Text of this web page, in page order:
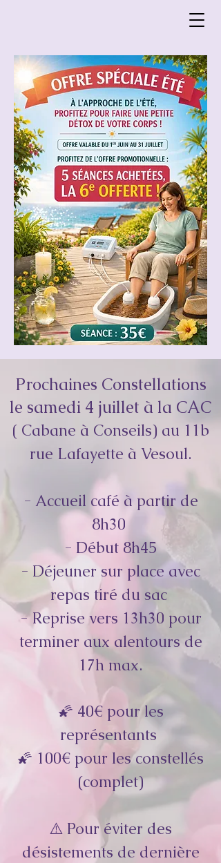
Prochaines Constellations
le samedi 4 juillet à la CAC
( Cabane à Conseils) au 11b
rue Lafayette à Vesoul.
- Accueil café à partir de
8h30
- Début 8h45
- Déjeuner sur place avec
repas tiré du sac
- Reprise vers 13h30 pour
terminer aux alentours de
17h max.
🌠 40€ pour les
représentants
🌠 100€ pour les constellés
(complet)
⚠️ Pour éviter des
désistements de dernière